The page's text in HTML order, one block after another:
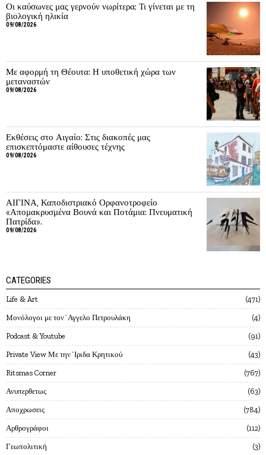
Οι καύσωνες μας γερνούν νωρίτερα; Τι γίνεται με τη
βιολογική ηλικία
09/08/2026
Με αφορμή τη Θέουτα: Η υποθετική χώρα των
μεταναστών
09/08/2026
Εκθέσεις στο Αιγαίο: Στις διακοπές μας
επισκεπτόμαστε αίθουσες τέχνης
09/08/2026
ΑΙΓΙΝΑ, Καποδιστριακό Ορφανοτροφείο
«Απομακρυσμένα Βουνά και Ποτάμια: Πνευματική
Πατρίδα».
09/08/2026
CATEGORIES
Life & Art 471
Mονόλογοι με τον`Αγγελο Πετρουλάκη 4
Podcast & Youtube 91
Private View Με την`Ιριδα Κρητικού 43
Ritsmas Corner 767
Ανυπερθετως 63
Αποχρωσεις 784
Αρθρογράφοι 112
Γεωπολιτική 3